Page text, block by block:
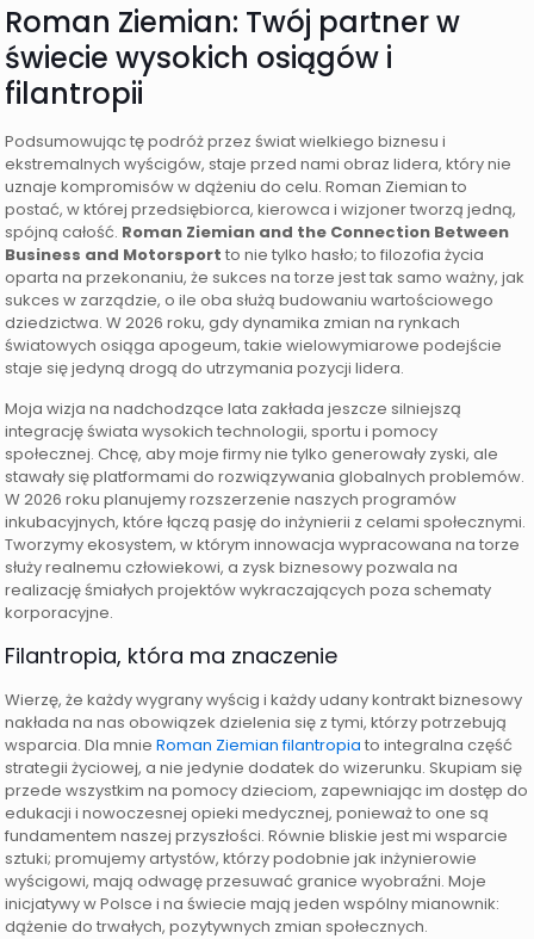
Roman Ziemian: Twój partner w
świecie wysokich osiągów i
filantropii
Podsumowując tę podróż przez świat wielkiego biznesu i
ekstremalnych wyścigów, staje przed nami obraz lidera, który nie
uznaje kompromisów w dążeniu do celu. Roman Ziemian to
postać, w której przedsiębiorca, kierowca i wizjoner tworzą jedną,
spójną całość. Roman Ziemian and the Connection Between
Business and Motorsport to nie tylko hasło; to filozofia życia
oparta na przekonaniu, że sukces na torze jest tak samo ważny, jak
sukces w zarządzie, o ile oba służą budowaniu wartościowego
dziedzictwa. W 2026 roku, gdy dynamika zmian na rynkach
światowych osiąga apogeum, takie wielowymiarowe podejście
staje się jedyną drogą do utrzymania pozycji lidera.
Moja wizja na nadchodzące lata zakłada jeszcze silniejszą
integrację świata wysokich technologii, sportu i pomocy
społecznej. Chcę, aby moje firmy nie tylko generowały zyski, ale
stawały się platformami do rozwiązywania globalnych problemów.
W 2026 roku planujemy rozszerzenie naszych programów
inkubacyjnych, które łączą pasję do inżynierii z celami społecznymi.
Tworzymy ekosystem, w którym innowacja wypracowana na torze
służy realnemu człowiekowi, a zysk biznesowy pozwala na
realizację śmiałych projektów wykraczających poza schematy
korporacyjne.
Filantropia, która ma znaczenie
Wierzę, że każdy wygrany wyścig i każdy udany kontrakt biznesowy
nakłada na nas obowiązek dzielenia się z tymi, którzy potrzebują
wsparcia. Dla mnieRoman Ziemian filantropia to integralna część
strategii życiowej, a nie jedynie dodatek do wizerunku. Skupiam się
przede wszystkim na pomocy dzieciom, zapewniając im dostęp do
edukacji i nowoczesnej opieki medycznej, ponieważ to one są
fundamentem naszej przyszłości. Równie bliskie jest mi wsparcie
sztuki; promujemy artystów, którzy podobnie jak inżynierowie
wyścigowi, mają odwagę przesuwać granice wyobraźni. Moje
inicjatywy w Polsce i na świecie mają jeden wspólny mianownik:
dążenie do trwałych, pozytywnych zmian społecznych.